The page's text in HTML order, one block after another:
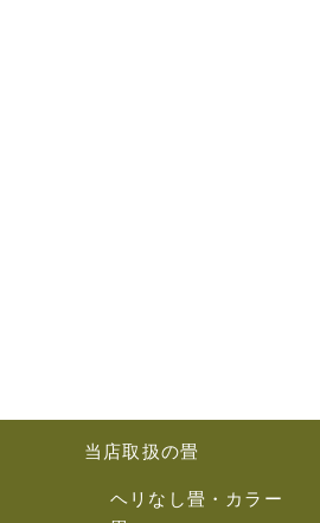
当店取扱の畳
ヘリなし畳・カラー